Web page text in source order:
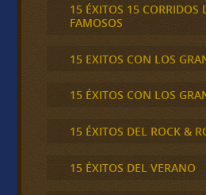
15 ÉXITOS 15 CORRIDOS
FAMOSOS
15 EXITOS CON LOS
15 ÉXITOS CON LOS
15 ÉXITOS DEL ROCK &
15 ÉXITOS DEL VERANO